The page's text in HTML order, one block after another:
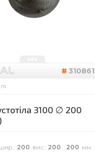
310861
3100 ∅ 200
200 вис. 200 200